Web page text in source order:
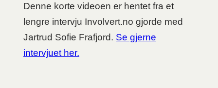
Denne korte videoen er hentet fra et
lengre intervju Involvert.no gjorde med
Jartrud Sofie Frafjord. Se gjerne
intervjuet her.